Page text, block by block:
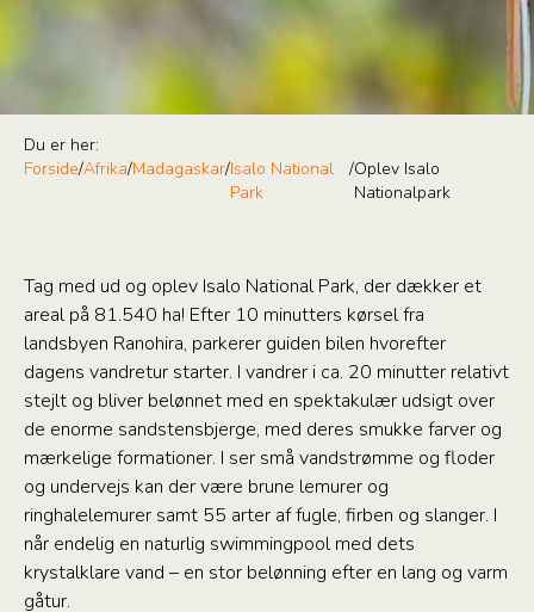
Du er her:
Forside/Afrika/Madagaskar/Isalo National
Park
/Oplev Isalo
Nationalpark
Tag med ud og oplev Isalo National Park, der dækker et
areal på 81.540 ha! Efter 10 minutters kørsel fra
landsbyen Ranohira, parkerer guiden bilen hvorefter
dagens vandretur starter. I vandrer i ca. 20 minutter relativt
stejlt og bliver belønnet med en spektakulær udsigt over
de enorme sandstensbjerge, med deres smukke farver og
mærkelige formationer. I ser små vandstrømme og floder
og undervejs kan der være brune lemurer og
ringhalelemurer samt 55 arter af fugle, firben og slanger. I
når endelig en naturlig swimmingpool med dets
krystalklare vand – en stor belønning efter en lang og varm
gåtur.